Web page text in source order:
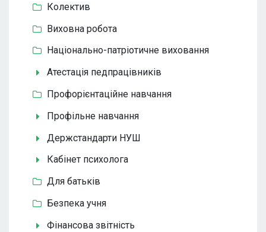
Колектив
Виховна робота
Національно-патріотичне виховання
Атестація педпрацівників
Профорієнтаційне навчання
Профільне навчання
Держстандарти НУШ
Кабінет психолога
Для батьків
Безпека учня
Фінансова звітність